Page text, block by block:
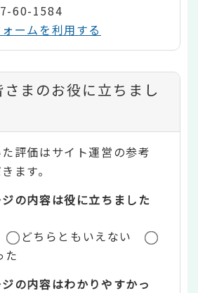
60-1584
ームを利用する
まのお役に立ちまし
評価はサイト運営の参考
ます。
の内容は役に立ちました
どちらともいえない
た
の内容はわかりやすかっ